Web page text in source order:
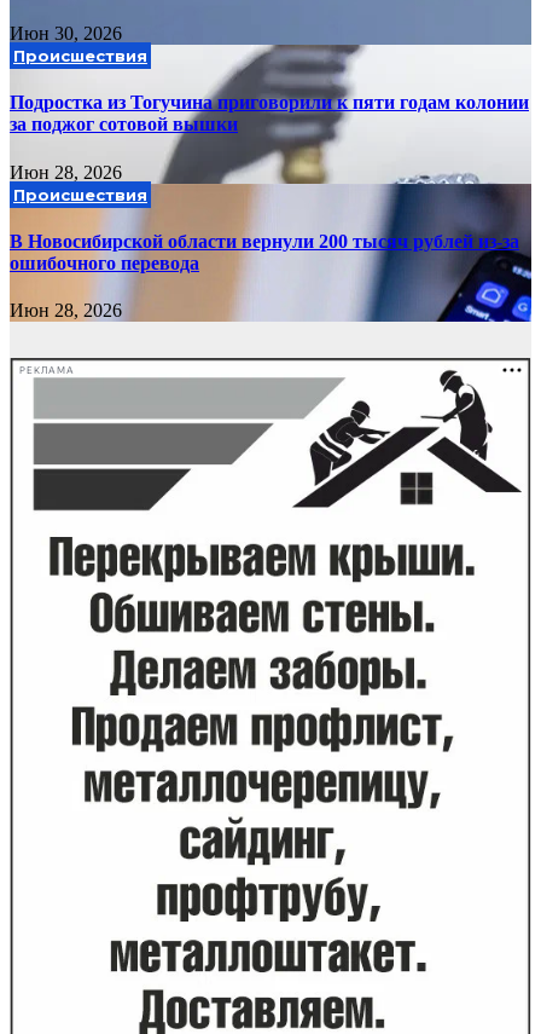
Июн 30, 2026
Происшествия
Подростка из Тогучина приговорили к пяти годам колонии
за поджог сотовой вышки
Июн 28, 2026
Происшествия
В Новосибирской области вернули 200 тысяч рублей из-за
ошибочного перевода
Июн 28, 2026
РЕКЛАМА